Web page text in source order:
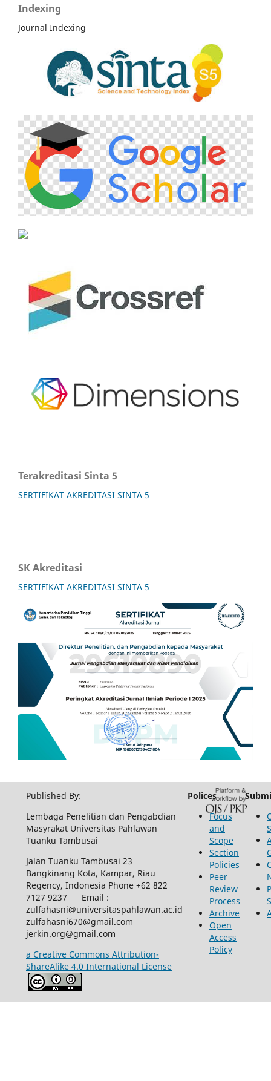
Indexing
Journal Indexing
Terakreditasi Sinta 5
SERTIFIKAT AKREDITASI SINTA 5
SK Akreditasi
SERTIFIKAT AKREDITASI SINTA 5
Published By:
Lembaga Penelitian dan Pengabdian
Masyrakat Universitas Pahlawan
Tuanku Tambusai
Jalan Tuanku Tambusai 23
Bangkinang Kota, Kampar, Riau
Regency, Indonesia Phone +62 822
7127 9237 Email :
zulfahasni@universitaspahlawan.ac.id
zulfahasni670@gmail.com
jerkin.org@gmail.com
a Creative Commons Attribution-
ShareAlike 4.0 International License
Polices
Focus
and
Scope
Section
Policies
Peer
Review
Process
Archive
Open
Access
Policy